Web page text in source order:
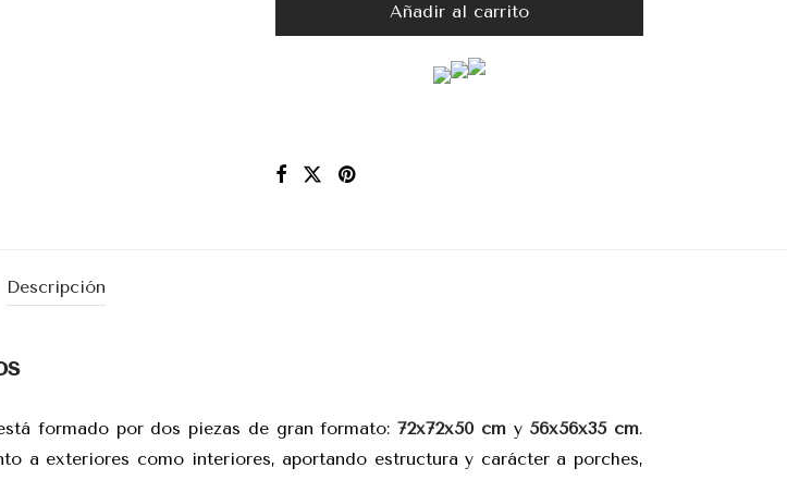
Añadir al carrito
Descripción
formado por dos piezas de gran formato:72x72x50 cmy 56x56x35 cm.
a exteriores como interiores, aportando estructura y carácter a porches,